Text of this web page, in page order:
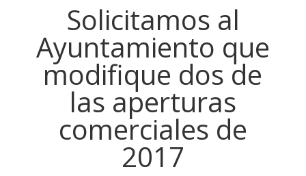
Solicitamos al
Ayuntamiento que
modifique dos de
las aperturas
comerciales de
2017